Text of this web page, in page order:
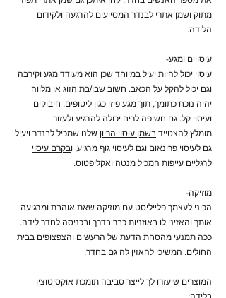
מתוק ושמן אתרי לבנדר המסייעים להרגעה ולקידום
הלידה.
עיסויים ומגע-
עיסוי יכול להיות יעיל במיוחד שכן הוא מעודד מגע וקירבה
וגם יכול להקל על הכאב. חשוב שבן/בת הזוג או מלווה
יהיה נוכח כתומך, תוך מגע פיזי כגון ליטופים, חיבוקים
ועיסוי קל. גם חשיפה לריח יכולה להרגיע ולעזור.
מומלץ להצטייד בשמן עיסוי הריון שלנו שמכיל לבנדר ויעיל
גם לעיסוי פרינאום וגם לעיסוי גוף מרגיע, ובקרם עיסוי
לרגליים עייפות המכיל מנטה ואקליפטוס.
מוזיקה-
הכיני לעצמך פלייליסט עם מוזיקה שאת אוהבת ומרגיעה
אותך והאזיני לו באוזניות כבר בדרך ובכניסה לחדר לידה.
ככה תמנעי מהסחת הדעת של הרעשים והצפצופים בבית
החולים. המשיכי להאזין לה גם בחדר.
המוצרים שיעזרו לך לייצר סביבה תומכת אוקסיטוצין